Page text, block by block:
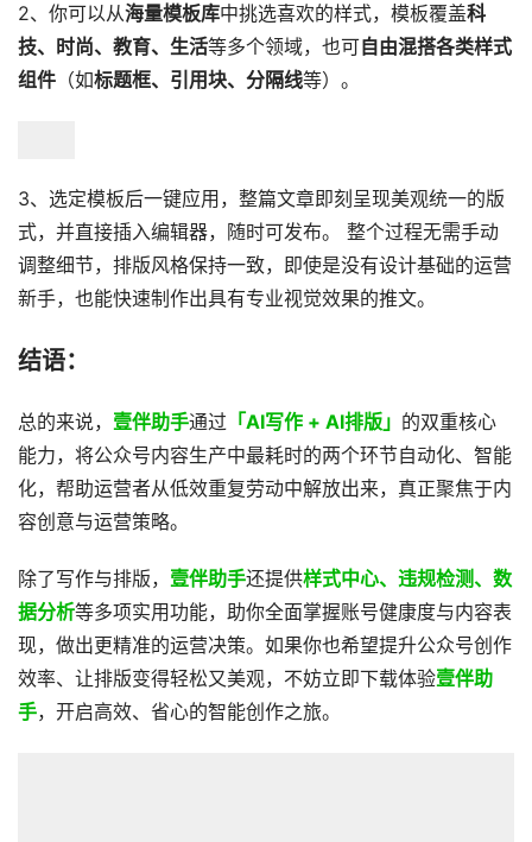
2、你可以从海量模板库中挑选喜欢的样式，模板覆盖科
技、时尚、教育、生活等多个领域，也可自由混搭各类样式
组件 （如标题框、引用块、分隔线等）。
3、选定模板后一键应用，整篇文章即刻呈现美观统一的版
式，并直接插入编辑器，随时可发布。 整个过程无需手动
调整细节，排版风格保持一致，即使是没有设计基础的运营
新手，也能快速制作出具有专业视觉效果的推文。
结语：
总的来说， 壹伴助手通过 「AI写作 + AI排版」 的双重核心
能力，将公众号内容生产中最耗时的两个环节自动化、智能
化，帮助运营者从低效重复劳动中解放出来，真正聚焦于内
容创意与运营策略。
除了写作与排版， 壹伴助手还提供样式中心、违规检测、数
据分析等多项实用功能，助你全面掌握账号健康度与内容表
现，做出更精准的运营决策。如果你也希望提升公众号创作
效率、让排版变得轻松又美观，不妨立即下载体验壹伴助
手，开启高效、省心的智能创作之旅。